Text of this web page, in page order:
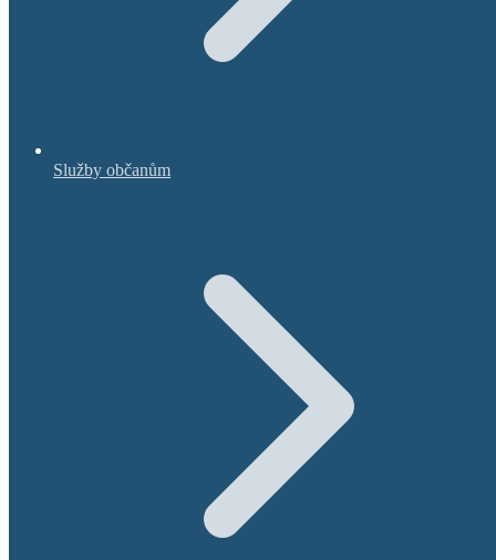
Služby občanům